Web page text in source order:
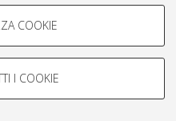
le caratteristiche della
in base al loro comportamento
COOKIE
I COOKIE